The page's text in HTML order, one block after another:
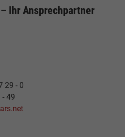
Ihr Ansprechpartner
29 - 0
49